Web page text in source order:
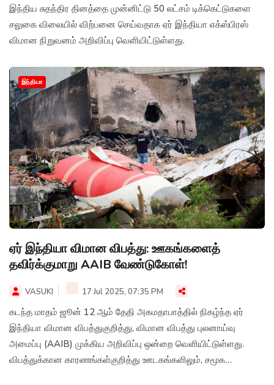
இந்திய சுதந்திர தினத்தை முன்னிட்டு 50 லட்சம் டிக்கெட்டுகளை
சலுகை விலையில் விற்பனை செய்வதாக ஏர் இந்தியா எக்ஸ்பிரஸ்
விமான நிறுவனம் அறிவிப்பு வெளியிட்டுள்ளது.
இந்தியா
ஏர் இந்தியா விமான விபத்து: ஊகங்களைத்
தவிர்க்குமாறு AAIB வேண்டுகோள்!
VASUKI 17 Jul 2025, 07:35 PM
கடந்த மாதம் ஜூன் 12 ஆம் தேதி அகமதாபாத்தில் நிகழ்ந்த ஏர்
இந்தியா விமான விபத்துகுறித்து, விமான விபத்து புலனாய்வு
அமைப்பு (AAIB) முக்கிய அறிவிப்பு ஒன்றை வெளியிட்டுள்ளது.
விபத்துக்கான காரணங்கள்குறித்து ஊடகங்களிலும், சமூக